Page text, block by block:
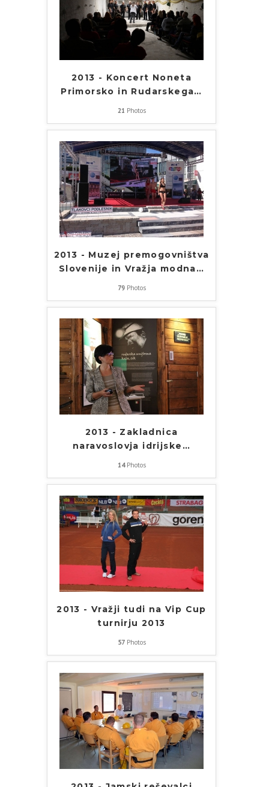
2013 - Koncert Noneta
Primorsko in Rudarskega…
21 Photos
2013 - Muzej premogovništva
Slovenije in Vražja modna…
79Photos
2013 - Zakladnica
naravoslovja idrijske …
14Photos
2013 - Vražji tudi na Vip Cup
turnirju 2013
57Photos